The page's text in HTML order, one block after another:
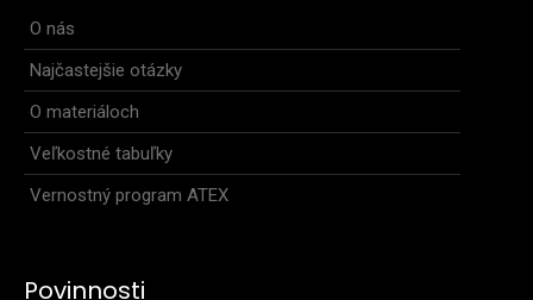
O nás
Najčastejšie otázky
O materiáloch
Veľkostné tabuľky
Vernostný program ATEX
Povinnosti